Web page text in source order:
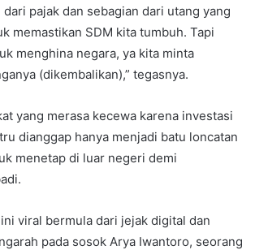
dari pajak dan sebagian dari utang yang
memastikan SDM kita tumbuh. Tapi
menghina negara, ya kita minta
(dikembalikan),” tegasnya.
yang merasa kecewa karena investasi
dianggap hanya menjadi batu loncatan
menetap di luar negeri demi
viral bermula dari jejak digital dan
pada sosok Arya Iwantoro, seorang